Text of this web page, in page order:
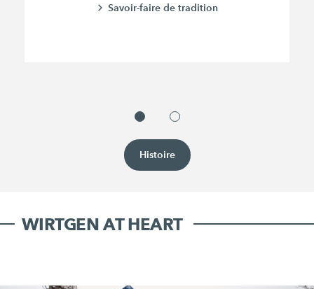
Savoir-faire de tradition
Histoire
WIRTGEN AT HEART